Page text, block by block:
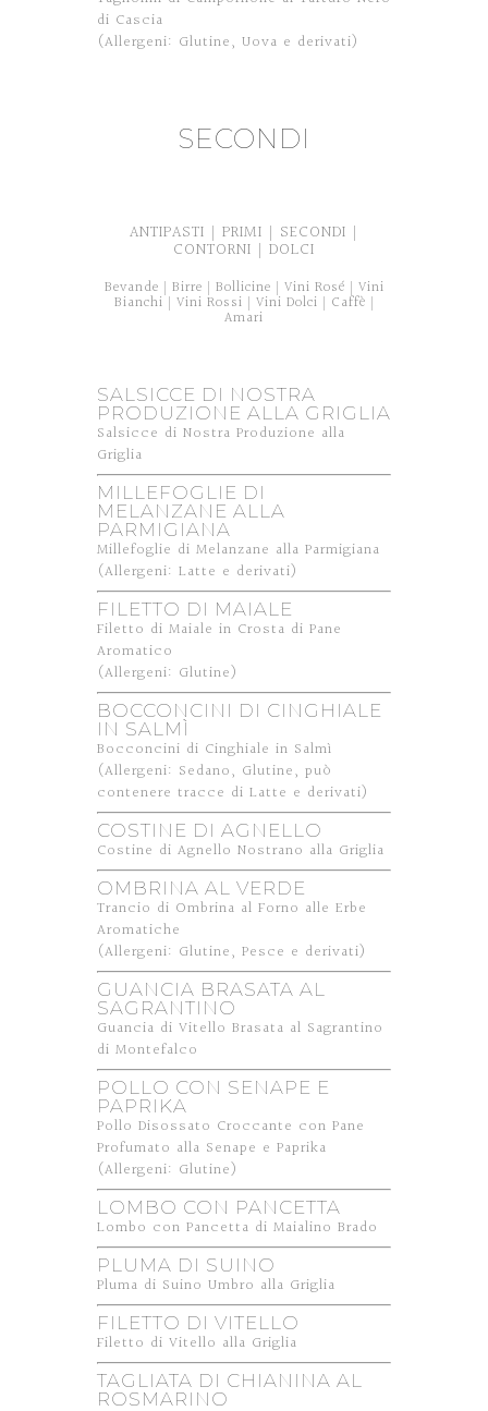
di Cascia
(Allergeni: Glutine, Uova e derivati)
SECONDI
ANTIPASTI | PRIMI | SECONDI |
CONTORNI | DOLCI
Bevande | Birre | Bollicine | Vini Rosé | Vini
Bianchi | Vini Rossi | Vini Dolci | Caffè |
Amari
SALSICCE DI NOSTRA
PRODUZIONE ALLA GRIGLIA
Salsicce di Nostra Produzione alla
Griglia
MILLEFOGLIE DI
MELANZANE ALLA
PARMIGIANA
Millefoglie di Melanzane alla Parmigiana
(Allergeni: Latte e derivati)
FILETTO DI MAIALE
Filetto di Maiale in Crosta di Pane
Aromatico
(Allergeni: Glutine)
BOCCONCINI DI CINGHIALE
IN SALMÌ
Bocconcini di Cinghiale in Salmì
(Allergeni: Sedano, Glutine, può
contenere tracce di Latte e derivati)
COSTINE DI AGNELLO
Costine di Agnello Nostrano alla Griglia
OMBRINA AL VERDE
Trancio di Ombrina al Forno alle Erbe
Aromatiche
(Allergeni: Glutine, Pesce e derivati)
GUANCIA BRASATA AL
SAGRANTINO
Guancia di Vitello Brasata al Sagrantino
di Montefalco
POLLO CON SENAPE E
PAPRIKA
Pollo Disossato Croccante con Pane
Profumato alla Senape e Paprika
(Allergeni: Glutine)
LOMBO CON PANCETTA
Lombo con Pancetta di Maialino Brado
PLUMA DI SUINO
Pluma di Suino Umbro alla Griglia
FILETTO DI VITELLO
Filetto di Vitello alla Griglia
TAGLIATA DI CHIANINA AL
ROSMARINO